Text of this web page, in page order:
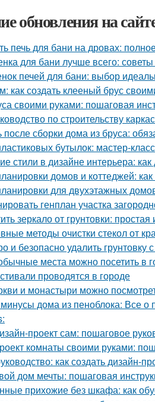
обновления на
печь для бани на дровах:
для бани лучше всего:
печей для бани: выбор
как создать клееный брус
своими руками: пошаговая
по строительству
после сборки дома из бруса:
бутылок: мастер-
стили в дизайне интерьера:
домов и коттеджей:
для двухэтажных
генплан участка
зеркало от грунтовки: простая
методы очистки стекол от
и безопасно удалить
места можно посетить в
проводятся в городе
и монастыри можно
дома из пеноблока: Все о
проект сам: пошаговое
комнаты своими руками:
как создать дизайн-
дом мечты: пошаговая
прихожие без шкафа: как